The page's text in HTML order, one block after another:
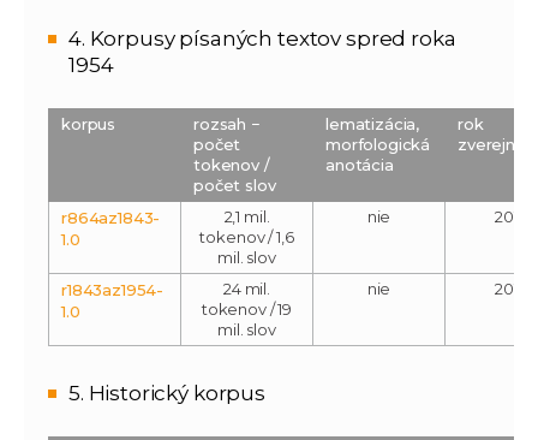
4. Korpusy písaných textov spred roka
1954
korpus
rozsah −
počet
tokenov /
počet slov
lematizácia,
morfologická
anotácia
rok
r864az1843-
1.0
2,1 mil.
tokenov / 1,6
mil. slov
nie 2015
r1843az1954-
1.0
24 mil.
tokenov / 19
mil. slov
nie 2015
5. Historický korpus